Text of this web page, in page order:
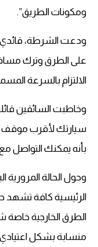
ومكونات الطريق”.
ودعت الشرطة، قائدي
على الطرق وترك
الالتزام بالسرعة
وخاطبت السائقين
سيارتك لأقرب موقف
بأنه يمكنك التواصل مع
وحول الحالة المرورية
الرئيسية كافة تشهد
الطرق الخارجية خاصة
منسابة بشكل